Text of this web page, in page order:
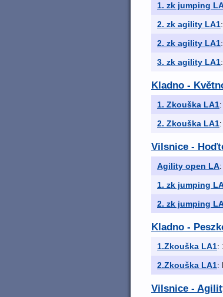
1. zk jumping
2. zk agility LA1
2. zk agility LA1
3. zk agility LA1
Kladno -
1. Zkouška LA1
2. Zkouška LA1
Vilsnice -
Agility open LA
1. zk jumping
2. zk jumping
Kladno -
1.Zkouška LA1:
2.Zkouška LA1:
Vilsnice -